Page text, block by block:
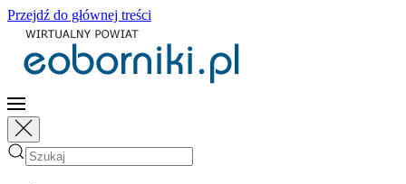
Przejdź do głównej treści